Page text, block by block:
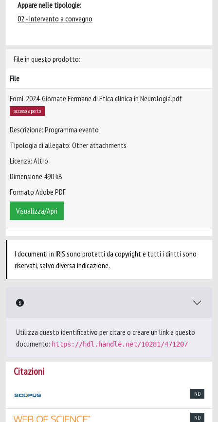
Appare nelle tipologie:
02 - Intervento a convegno
File in questo prodotto:
File
Forni-2024-Giornate Fermane di Etica clinica in Neurologia.pdf
accesso aperto
Descrizione: Programma evento
Tipologia di allegato: Other attachments
Licenza: Altro
Dimensione 490 kB
Formato Adobe PDF
Visualizza/Apri
I documenti in IRIS sono protetti da copyright e tutti i diritti sono
riservati, salvo diversa indicazione.
Utilizza questo identificativo per citare o creare un link a questo
documento: https://hdl.handle.net/10281/471207
Citazioni
ND
ND